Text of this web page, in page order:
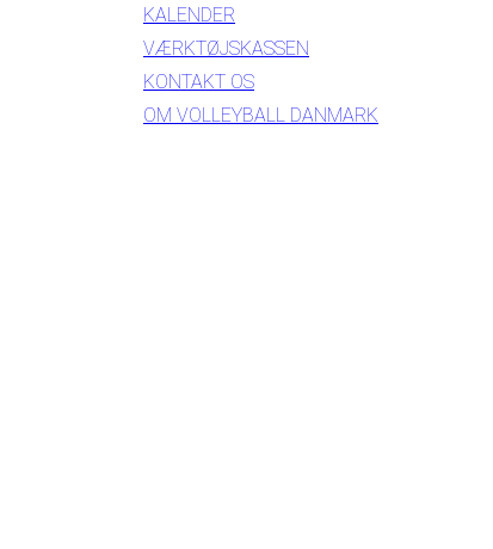
KALENDER
VÆRKTØJSKASSEN
KONTAKT OS
OM VOLLEYBALL DANMARK